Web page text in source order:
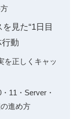
見た“1日目
行動
を正しくキャッ
11・Server・
進め方